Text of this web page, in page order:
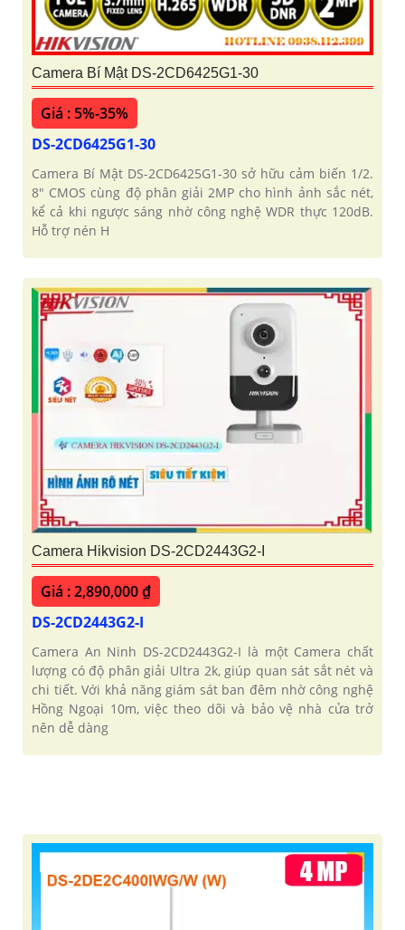
Camera Bí Mật DS-2CD6425G1-30
Giá : 5%-35%
DS-2CD6425G1-30
Camera Bí Mật DS-2CD6425G1-30 sở hữu cảm biến 1/2.
8" CMOS cùng độ phân giải 2MP cho hình ảnh sắc nét,
kể cả khi ngược sáng nhờ công nghệ WDR thực 120dB.
Hỗ trợ nén H
Camera Hikvision DS-2CD2443G2-I
Giá : 2,890,000 ₫
DS-2CD2443G2-I
Camera An Ninh DS-2CD2443G2-I là một Camera chất
lượng có độ phân giải Ultra 2k, giúp quan sát sắt nét và
chi tiết. Với khả năng giám sát ban đêm nhờ công nghệ
Hồng Ngoại 10m, việc theo dõi và bảo vệ nhà cửa trở
nên dễ dàng